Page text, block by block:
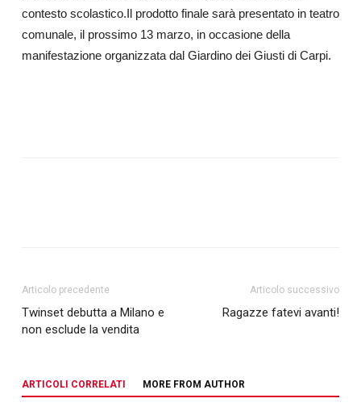
contesto scolastico.Il prodotto finale sarà presentato in teatro
comunale, il prossimo 13 marzo, in occasione della
manifestazione organizzata dal Giardino dei Giusti di Carpi.
Articolo precedente
Twinset debutta a Milano e
non esclude la vendita
Articolo successivo
Ragazze fatevi avanti!
ARTICOLI CORRELATI MORE FROM AUTHOR